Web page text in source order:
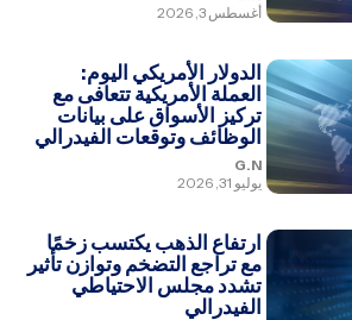
أغسطس 3, 2026
الدولار الأمريكي اليوم:
العملة الأمريكية تتعافى مع
تركيز الأسواق على بيانات
الوظائف وتوقعات الفيدرالي
G.N
يوليو 31, 2026
ارتفاع الذهب يكتسب زخمًا
مع تراجع التضخم وتوازن تأثير
تشدد مجلس الاحتياطي
الفيدرالي